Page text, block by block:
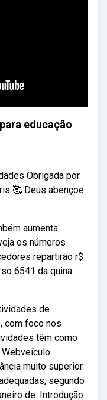
educação
Obrigada por
🥰 Deus abençoe
aumenta.
os números
repartirão r$
6541 da quina
de
com foco nos
têm como
muito superior
segundo
de. Introdução